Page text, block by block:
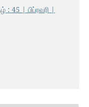
45 | பிப்ரவரி |